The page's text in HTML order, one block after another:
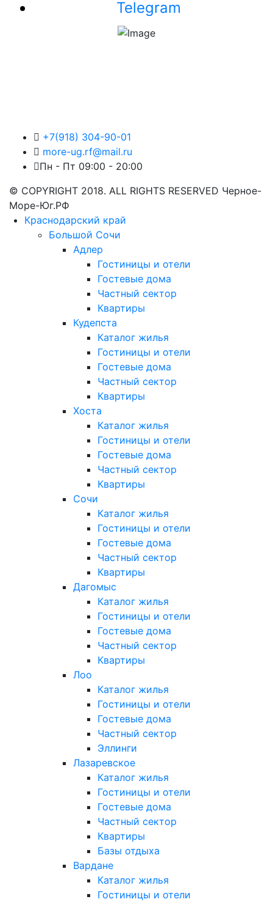
Telegram
+7(918) 304-90-01
more-ug.rf@mail.ru
Пн - Пт 09:00 - 20:00
© COPYRIGHT 2018. ALL RIGHTS RESERVED Черное-
Море-Юг.РФ
Краснодарский край
Большой Сочи
Адлер
Гостиницы и отели
Гостевые дома
Частный сектор
Квартиры
Кудепста
Каталог жилья
Гостиницы и отели
Гостевые дома
Частный сектор
Квартиры
Хоста
Каталог жилья
Гостиницы и отели
Гостевые дома
Частный сектор
Квартиры
Сочи
Каталог жилья
Гостиницы и отели
Гостевые дома
Частный сектор
Квартиры
Дагомыс
Каталог жилья
Гостиницы и отели
Гостевые дома
Частный сектор
Квартиры
Лоо
Каталог жилья
Гостиницы и отели
Гостевые дома
Частный сектор
Эллинги
Лазаревское
Каталог жилья
Гостиницы и отели
Гостевые дома
Частный сектор
Квартиры
Базы отдыха
Вардане
Каталог жилья
Гостиницы и отели